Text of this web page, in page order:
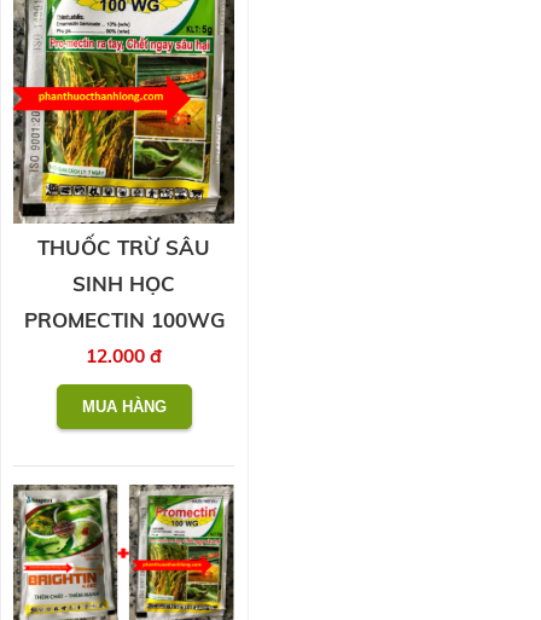
THUỐC TRỪ SÂU
SINH HỌC
PROMECTIN 100WG
12.000 đ